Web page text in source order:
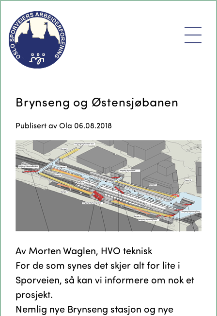
Brynseng og Østensjøbanen
Publisert avOla 06.08.2018
Av Morten Waglen, HVO teknisk
For de som synes det skjer alt for lite i
Sporveien, så kan vi informere om nok et
prosjekt.
Nemlig nye Brynseng stasjon og nye